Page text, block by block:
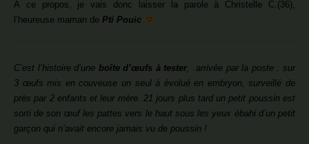
À ce propos, je vais donc laisser la parole à Christelle C.(36),
l’heureuse maman de Pti Pouic
C’est l’histoire d’une boîte d’œufs à tester , arrivée par la poste : sur
3 œufs mis en couveuse un seul à évolué en embryon, surveillé de
près par 2 enfants et leur mère. 21 jours plus tard un petit poussin est
sorti de son œuf les pattes vers le haut sous les yeux ébahi d’un petit
garçon qui n’avait encore jamais vu de poussin !